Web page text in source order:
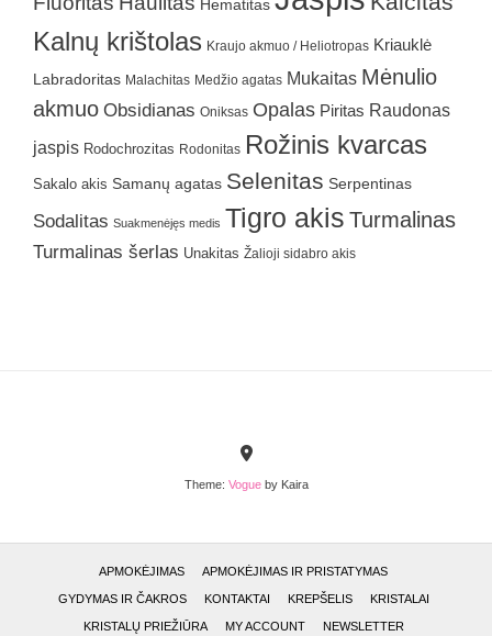
Hematitas
Kalnų krištolas Kraujo akmuo / Heliotropas Kriauklė
Labradoritas Malachitas Medžio agatas Mukaitas Mėnulio
akmuo Obsidianas Oniksas Opalas Piritas Raudonas
jaspis Rodochrozitas Rodonitas Rožinis kvarcas
Sakalo akis Samanų agatas Selenitas Serpentinas
Sodalitas Suakmenėjęs medis Tigro akis Turmalinas
Turmalinas šerlas Unakitas Žalioji sidabro akis
Theme: Vogueby Kaira
APMOKĖJIMAS APMOKĖJIMAS IR PRISTATYMAS
GYDYMAS IR ČAKROS KONTAKTAI KREPŠELIS KRISTALAI
KRISTALŲ PRIEŽIŪRA MY ACCOUNT NEWSLETTER